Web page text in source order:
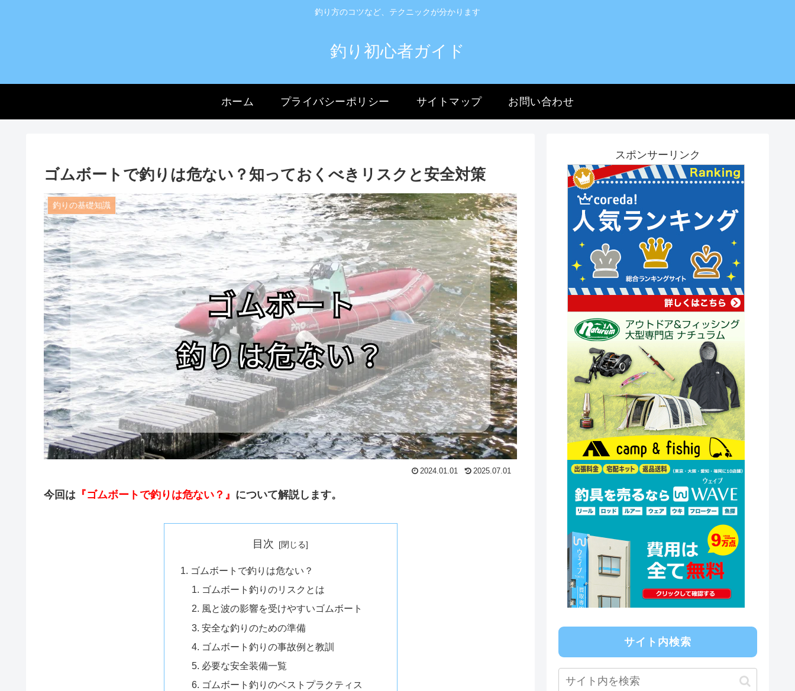
釣り方のコツなど、テクニックが分かります
釣り初心者ガイド
ホーム プライバシーポリシー サイトマップ お問い合わせ
ゴムボートで釣りは危ない？知っておくべきリスクと安全対策
釣りの基礎知識
2024.01.01 2025.07.01
今回は 『ゴムボートで釣りは危ない？』 について解説します。
目次
ゴムボートで釣りは危ない？
ゴムボート釣りのリスクとは
風と波の影響を受けやすいゴムボート
安全な釣りのための準備
ゴムボート釣りの事故例と教訓
必要な安全装備一覧
ゴムボート釣りのベストプラクティス
スポンサーリンク
サイト内検索